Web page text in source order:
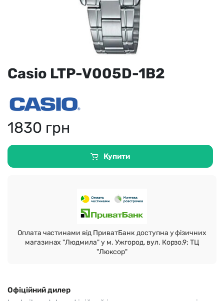
Casio LTP-V005D-1B2
1830 грн
Купити
Оплата частинами від ПриватБанк доступна у фізичних
магазинах "Людмила" у м. Ужгород, вул. Корзо,9; ТЦ
"Люксор"
Офіційний дилер